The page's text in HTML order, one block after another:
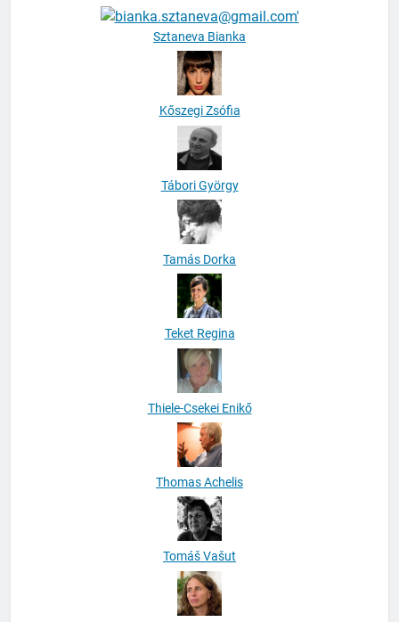
Sztaneva Bianka
Kőszegi Zsófia
Tábori György
Tamás Dorka
Teket Regina
Thiele-Csekei Enikő
Thomas Achelis
Tomáš Vašut